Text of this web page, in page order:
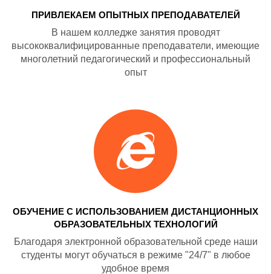
ПРИВЛЕКАЕМ ОПЫТНЫХ ПРЕПОДАВАТЕЛЕЙ
В нашем колледже занятия проводят
высококвалифицированные преподаватели, имеющие
многолетний педагогический и профессиональный
опыт
ОБУЧЕНИЕ С ИСПОЛЬЗОВАНИЕМ ДИСТАНЦИОННЫХ
ОБРАЗОВАТЕЛЬНЫХ ТЕХНОЛОГИЙ
Благодаря электронной образовательной среде наши
студенты могут обучаться в режиме "24/7" в любое
удобное время